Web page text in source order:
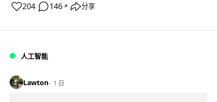
204 146 ↗ 分享
人工智能
Lawton 1 日